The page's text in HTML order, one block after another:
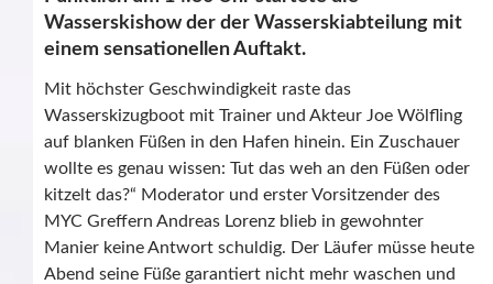
Wasserskishow der der Wasserskiabteilung mit
einem sensationellen Auftakt.
Mit höchster Geschwindigkeit raste das
Wasserskizugboot mit Trainer und Akteur Joe Wölfling
auf blanken Füßen in den Hafen hinein. Ein Zuschauer
wollte es genau wissen: Tut das weh an den Füßen oder
kitzelt das?“ Moderator und erster Vorsitzender des
MYC Greffern Andreas Lorenz blieb in gewohnter
Manier keine Antwort schuldig. Der Läufer müsse heute
Abend seine Füße garantiert nicht mehr waschen und